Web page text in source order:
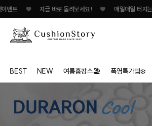
지금 바로 돌려보세요! ♥ 매일매일 터지는 룰렛이벤트
BEST NEW 여름홈캉스🏖 폭염특가템❄️